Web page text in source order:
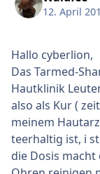
12. April
Hallo cyberlion,
Das Tarmed-
Hautklinik
also als Kur (
meinem
teerhaltig ist, i
die Dosis macht